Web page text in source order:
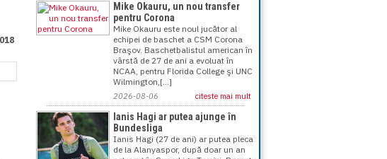
Mike Okauru, un nou transfer
pentru Corona
Mike Okauru este noul jucător al
echipei de baschet a CSM Corona
Braşov. Baschetbalistul american în
vârstă de 27 de ani a evoluat în
NCAA, pentru Florida College şi UNC
Wilmington,[...]
2026-08-06 citeste mai mult
Ianis Hagi ar putea ajunge în
Bundesliga
Ianis Hagi (27 de ani) ar putea pleca
de la Alanyaspor, după doar un an